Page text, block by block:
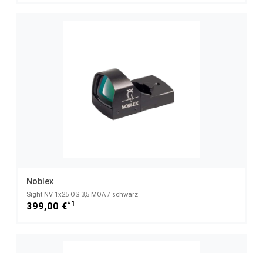
Noblex
Sight NV 1x25 OS 3,5 MOA / schwarz
399,00 €*1